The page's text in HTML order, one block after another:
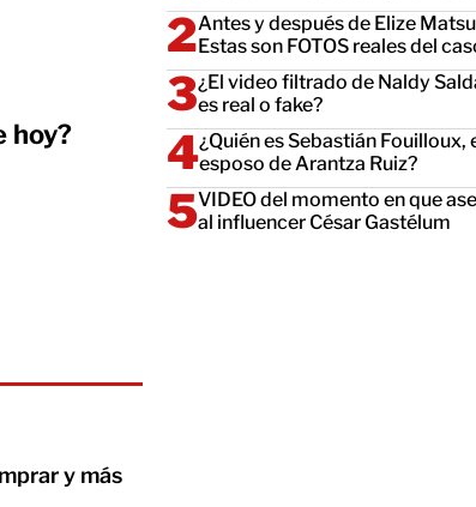
hoy?
y más
Antes y después de Elize
Estas son FOTOS reales del
¿El video filtrado de Naldy
es real o fake?
¿Quién es Sebastián Fouilloux,
esposo de Arantza Ruiz?
VIDEO del momento en que
al influencer César Gastélum